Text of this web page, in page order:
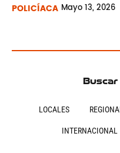
POLICÍACA Mayo13, 2026
LOCALES
INTERNACIONAL